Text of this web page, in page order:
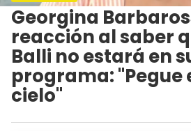
Georgina
reacción al saber
Balli no estará en
programa: "Pegue
cielo"